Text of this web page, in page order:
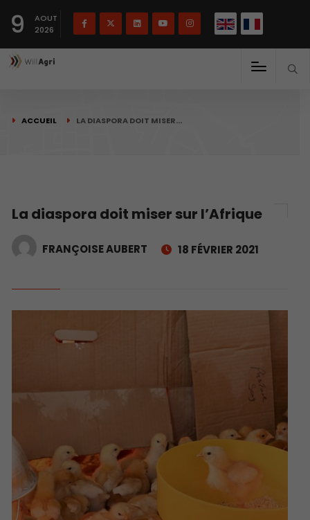
9
AOUT
2026
ACCUEIL LA DIASPORA DOIT MISER…
La diaspora doit miser sur l’Afrique
FRANÇOISE AUBERT 18 FÉVRIER 2021
Français English(English)